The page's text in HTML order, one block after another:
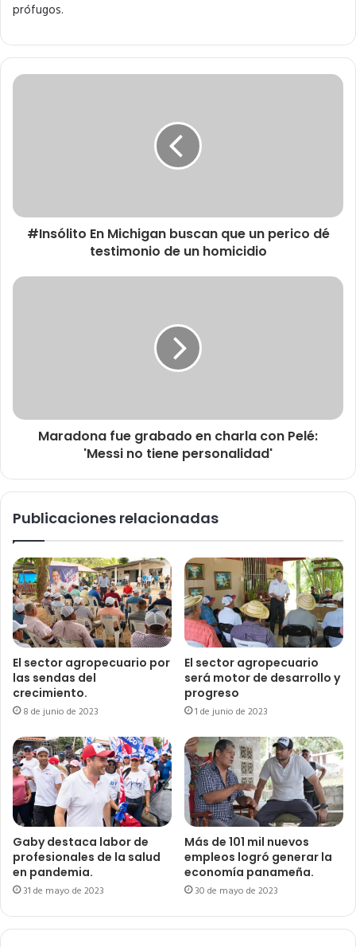
prófugos.
#Insólito En Michigan buscan que un perico dé
testimonio de un homicidio
Maradona fue grabado en charla con Pelé:
'Messi no tiene personalidad'
Publicaciones relacionadas
El sector agropecuario por
las sendas del
crecimiento.
8 de junio de 2023
El sector agropecuario
será motor de desarrollo y
progreso
1 de junio de 2023
Gaby destaca labor de
profesionales de la salud
en pandemia.
31 de mayo de 2023
Más de 101 mil nuevos
empleos logró generar la
economía panameña.
30 de mayo de 2023